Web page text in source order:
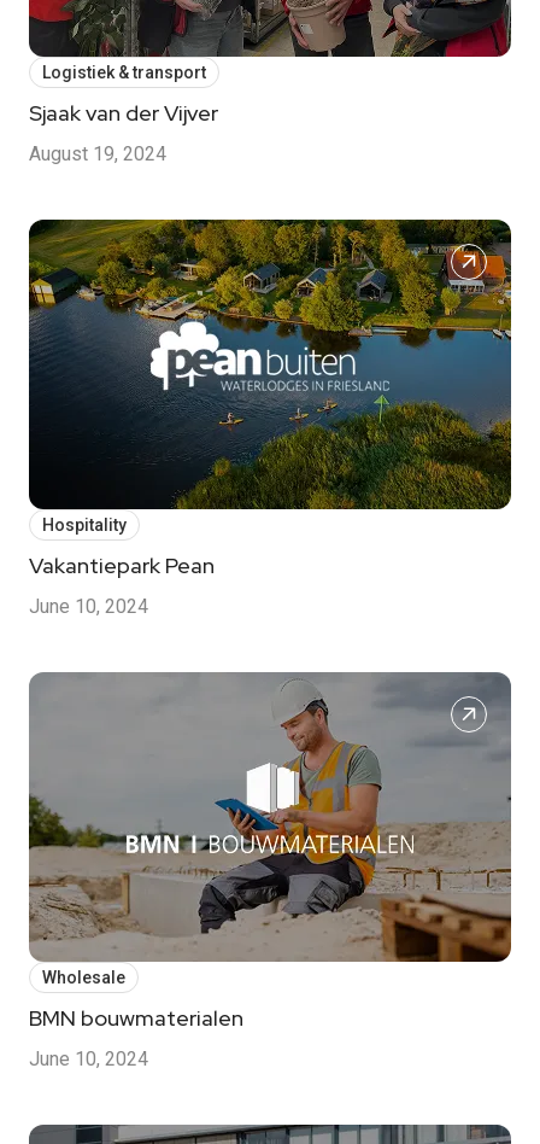
Logistiek & transport
Sjaak van der Vijver
August 19, 2024
Hospitality
Vakantiepark Pean
June 10, 2024
Wholesale
BMN bouwmaterialen
June 10, 2024